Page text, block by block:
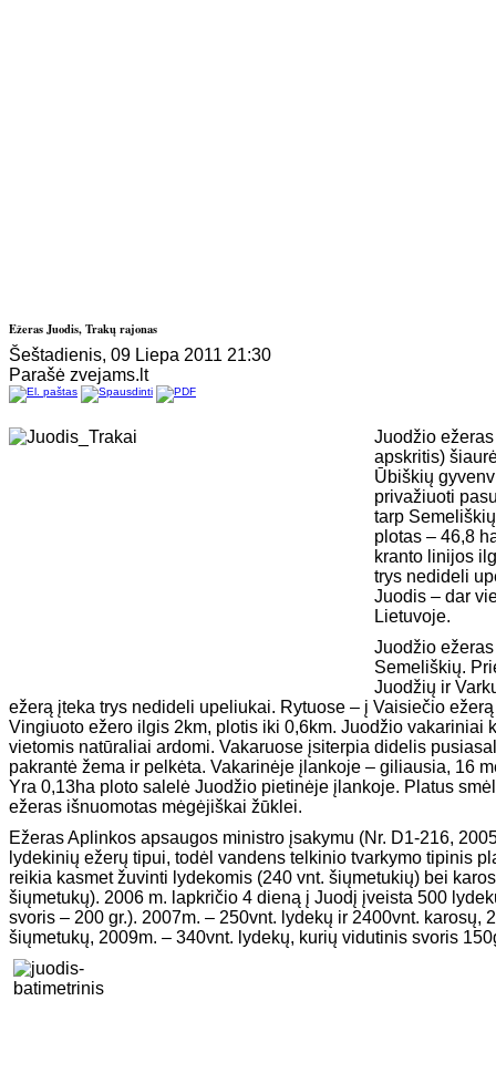
Ežeras Juodis, Trakų rajonas
Šeštadienis, 09 Liepa 2011 21:30
Parašė zvejams.lt
Juodžio
apskritis)
Ūbiškių
privažiuoti
tarp
plotas – 46,8
kranto linijos
trys nedideli
Juodis – dar
Lietuvoje.
Juodžio
Semeliškių.
Juodžių ir
ežerą įteka trys nedideli upeliukai. Rytuose – į Vaisiečio
Vingiuoto ežero ilgis 2km, plotis iki 0,6km. Juodžio vakariniai
vietomis natūraliai ardomi. Vakaruose įsiterpia didelis
pakrantė žema ir pelkėta. Vakarinėje įlankoje – giliausia, 16
Yra 0,13ha ploto salelė Juodžio pietinėje įlankoje. Platus
ežeras išnuomotas mėgėjiškai žūklei.
Ežeras Aplinkos apsaugos ministro įsakymu (Nr. D1-216,
lydekinių ežerų tipui, todėl vandens telkinio tvarkymo tipinis
reikia kasmet žuvinti lydekomis (240 vnt. šiųmetukių) bei
šiųmetukų). 2006 m. lapkričio 4 dieną į Juodį įveista 500
svoris – 200 gr.). 2007m. – 250vnt. lydekų ir 2400vnt. karosų,
šiųmetukų, 2009m. – 340vnt. lydekų, kurių vidutinis svoris